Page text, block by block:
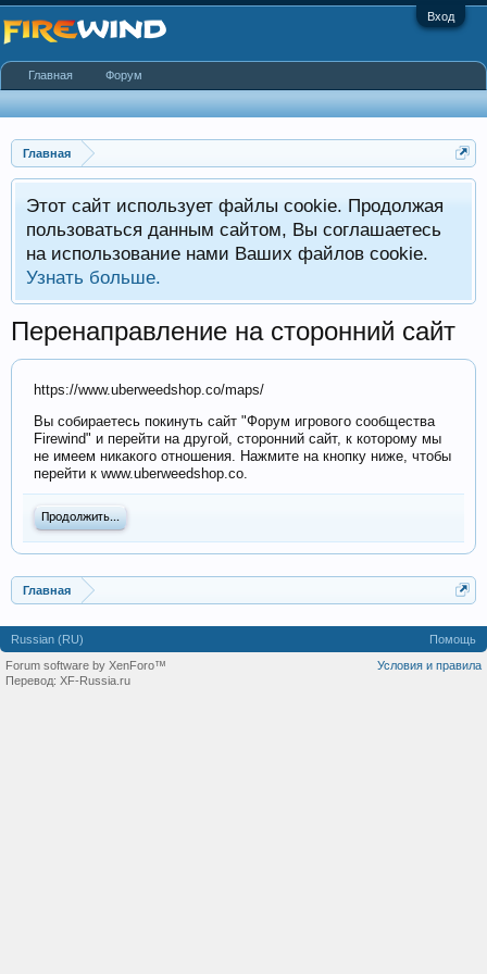
Вход
Главная
Этот сайт использует файлы cookie. Продолжая
пользоваться данным сайтом, Вы соглашаетесь
на использование нами Ваших файлов cookie.
Узнать больше.
Перенаправление на сторонний сайт
https://www.uberweedshop.co/maps/
Вы собираетесь покинуть сайт "Форум игрового сообщества
Firewind" и перейти на другой, сторонний сайт, к которому мы
не имеем никакого отношения. Нажмите на кнопку ниже, чтобы
перейти к www.uberweedshop.co.
Продолжить...
Главная
Главная Форум
Russian (RU)
Помощь
Условия и правила
Forum software by XenForo™
Перевод: XF-Russia.ru